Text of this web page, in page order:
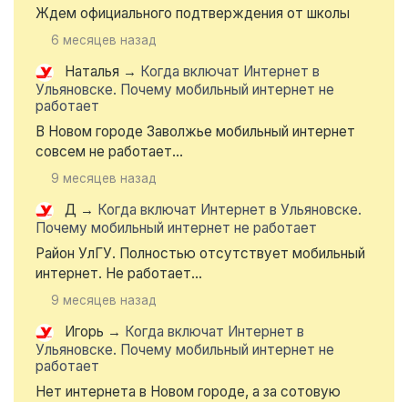
Ждем официального подтверждения от школы
6 месяцев назад
Наталья → Когда включат Интернет в
Ульяновске. Почему мобильный интернет не
работает
В Новом городе Заволжье мобильный интернет
совсем не работает...
9 месяцев назад
Д → Когда включат Интернет в Ульяновске.
Почему мобильный интернет не работает
Район УлГУ. Полностью отсутствует мобильный
интернет. Не работает...
9 месяцев назад
Игорь → Когда включат Интернет в
Ульяновске. Почему мобильный интернет не
работает
Нет интернета в Новом городе, а за сотовую